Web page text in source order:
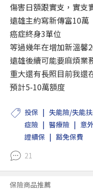
傷害日額跟實支，實支
遠雄主約寫新傳富10萬
癌症終身3單位
等過幾年在增加新溫馨
遠雄後續可能要麻煩業
重大還有長照目前我還
預計5-10萬額度
投保 失能險/失能
症險
醫療險 意
證續保
豁免保費
21
保險商品推薦